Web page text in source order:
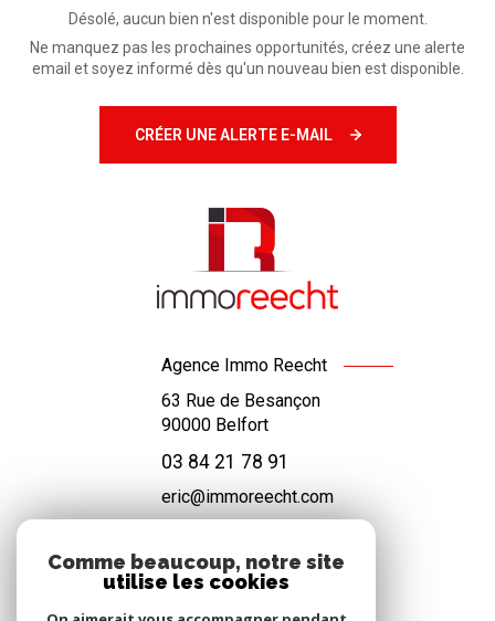
Désolé, aucun bien n'est disponible pour le moment.
Ne manquez pas les prochaines opportunités, créez une alerte
email et soyez informé dès qu'un nouveau bien est disponible.
CRÉER UNE ALERTE E-MAIL
Agence Immo Reecht
63 Rue de Besançon
90000 Belfort
03 84 21 78 91
eric@immoreecht.com
NOS RÉSEAUX
Comme beaucoup, notre site
utilise les cookies